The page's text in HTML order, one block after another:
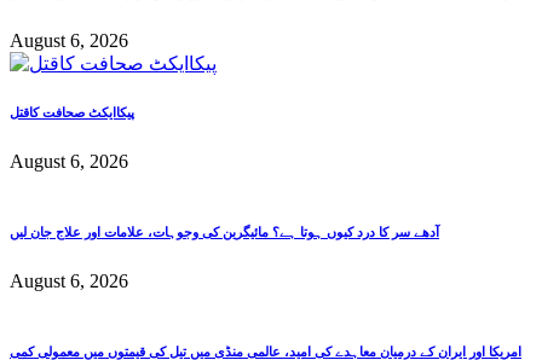
August 6, 2026
پیکاایکٹ صحافت کاقتل
August 6, 2026
آدھے سر کا درد کیوں ہوتا ہے؟ مائیگرین کی وجوہات، علامات اور علاج جان لیں
August 6, 2026
امریکا اور ایران کے درمیان معاہدے کی امید، عالمی منڈی میں تیل کی قیمتوں میں معمولی کمی